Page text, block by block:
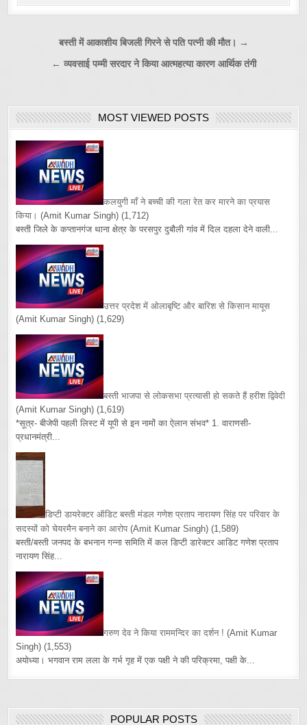
navigation
बस्ती में आकाशीय बिजली गिरने से पति पत्नी की मौत। →
← व्यवसाई पम्मी सरदार ने किया आत्महत्या कारण आर्थिक तंगी
MOST VIEWED POSTS
कलयुगी माँ ने बच्ची की गला रेत कर मारने का प्रयास
किया। (Amit Kumar Singh) (1,712)
बस्ती जिले के कप्तानगंज थाना क्षेत्र के परसपुर दुबौली गांव में दिल दहला देने वाली...
उत्तर प्रदेश में ओलाबृष्टि और बारिश से किसान मायूस
(Amit Kumar Singh) (1,629)
बस्ती भाजपा से लोकसभा प्रत्यासी हो सकते हैं हरीश द्विवेदी
(Amit Kumar Singh) (1,619)
*सूत्र- बीजेपी पहली लिस्ट में यूपी से इन नामों का ऐलान संभव* 1. वाराणसी-
प्रधानमंत्री...
डिप्टी डायरेक्टर ऑडिट बस्ती मंडल गणेश प्रताप नारायण सिंह पर परिवार के
सदस्यों को चेयरमैन बनाने का आरोप (Amit Kumar Singh) (1,589)
बस्ती/बस्ती जनपद के बभनान गन्ना समिति में कल डिप्टी डारेक्टर आडिट गणेश प्रताप
नारायण सिंह...
गरुण देव ने किया राममन्दिर का दर्शन ! (Amit Kumar
Singh) (1,553)
अयोध्या। भगवान राम लला के गर्भ गृह में एक पक्षी ने की परिक्रमा, पक्षी के...
POPULAR POSTS